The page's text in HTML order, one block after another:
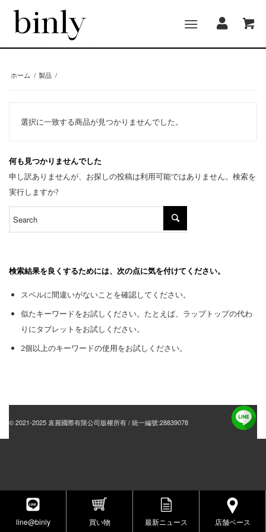
line@binly 買い物 最新ニュース 店舗ベース
ホーム / 製品 /
選択に一致する商品が見つかりませんでした。
何も見つかりませんでした
申し訳ありませんが、お探しの投稿は利用可能ではありません。検索を
実行しますか?
検索結果を良くするためには、次の点に気を付けてください。
スペルに間違いがないことを確認してください。
似たキーワードをお試しください。たとえば、ラップトップの代わ
りにタブレットをお試しください。
2個以上のキーワードの使用をお試しください。
© 2021-2025 袁麗國際有限公司版權所有 / 統一編號:28839078